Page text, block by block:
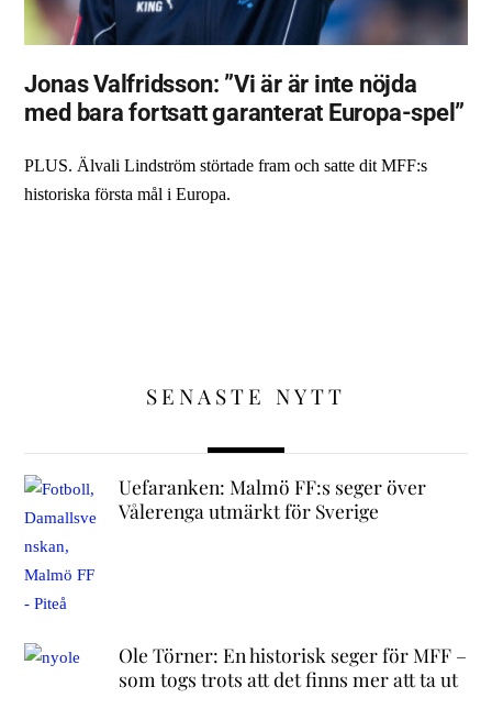
Jonas Valfridsson: ”Vi är är inte nöjda
med bara fortsatt garanterat Europa-spel”
PLUS. Älvali Lindström störtade fram och satte dit MFF:s
historiska första mål i Europa.
SENASTE NYTT
Uefaranken: Malmö FF:s seger över
Vålerenga utmärkt för Sverige
Ole Törner: En historisk seger för MFF –
som togs trots att det finns mer att ta ut